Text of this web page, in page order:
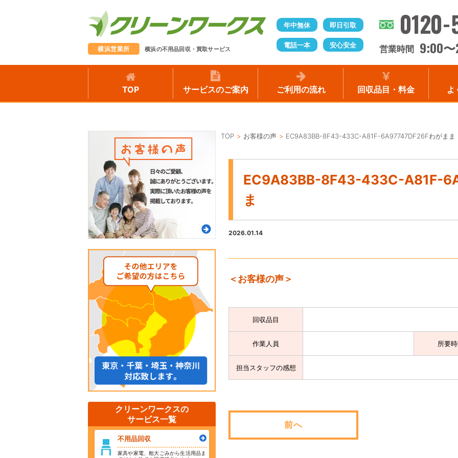
横浜営業所 横浜の不用品回収・買取サービス
年中無休 即日引取
電話一本 安心安全 営業時間 9:00〜
TOP サービスのご案内 ご利用の流れ 回収品目・料金 よ
TOP お客様の声 EC9A83BB-8F43-433C-A81F-6A97747DF26Fわがまま
EC9A83BB-8F43-433C-A81F-
ま
2026.01.14
＜お客様の声＞
回収品目
作業人員 所要
担当スタッフの感想
前へ
クリーンワークスの
サービス一覧
不用品回収
家具や家電、粗大ごみから生活用品ま